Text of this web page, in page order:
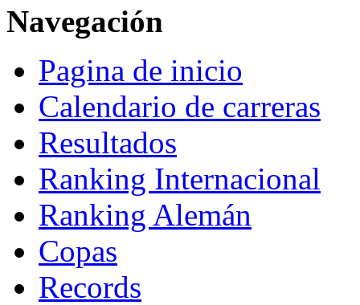
Navegación
Pagina de inicio
Calendario de carreras
Resultados
Ranking Internacional
Ranking Alemán
Copas
Records